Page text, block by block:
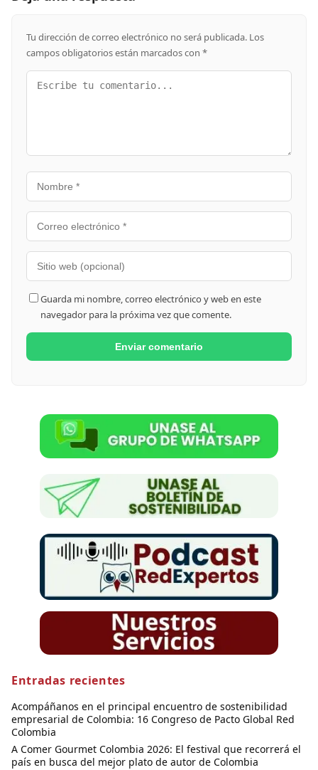
Tu dirección de correo electrónico no será publicada. Los
campos obligatorios están marcados con *
Guarda mi nombre, correo electrónico y web en este
navegador para la próxima vez que comente.
Entradas recientes
Acompáñanos en el principal encuentro de sostenibilidad
empresarial de Colombia: 16 Congreso de Pacto Global Red
Colombia
A Comer Gourmet Colombia 2026: El festival que recorrerá el
país en busca del mejor plato de autor de Colombia